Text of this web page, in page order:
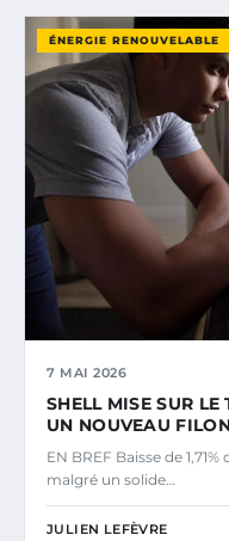
ÉNERGIE RENOUVELABLE
7 MAI 2026
SHELL MISE SUR
UN NOUVEAU
EN BREF Baisse de
malgré un solide…
JULIEN LEFÈVRE